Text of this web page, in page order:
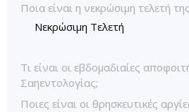
Ποια είναι η νεκρώσιμη τελετή
Νεκρώσιμη Τελετή
Τι είναι οι εβδομαδιαίες
Σαηεντολογίας;
Ποιες είναι οι θρησκευτικές